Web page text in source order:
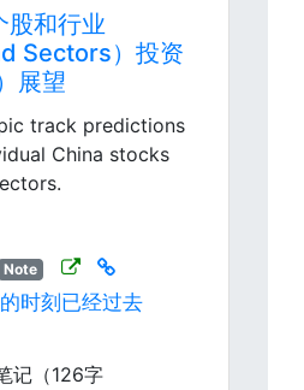
股和行业
Sectors）投资
展望
track predictions
China stocks
Note
时刻已经过去
记（126字